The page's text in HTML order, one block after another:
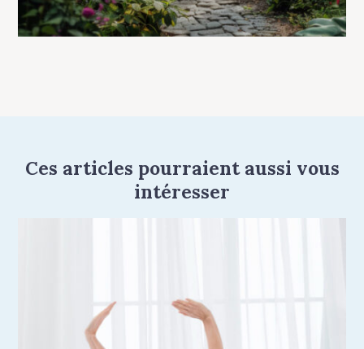
Ces articles pourraient aussi vous
intéresser